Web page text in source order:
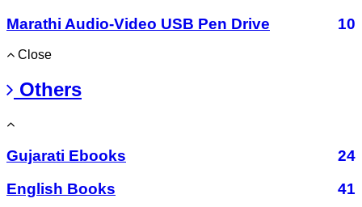
Marathi Audio-Video USB Pen Drive
10
Close
Others
Gujarati Ebooks
24
English Books
41